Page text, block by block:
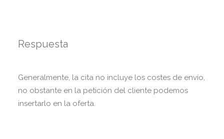
Respuesta
Generalmente, la cita no incluye los costes de envío,
no obstante en la petición del cliente podemos
insertarlo en la oferta.